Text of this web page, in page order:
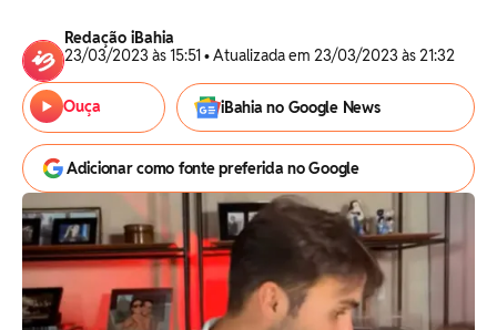
Redação iBahia
23/03/2023 às 15:51 • Atualizada em 23/03/2023 às 21:32
Ouça iBahia no Google News
Adicionar como fonte preferida no Google